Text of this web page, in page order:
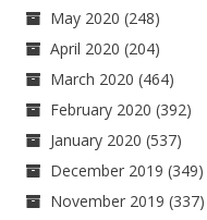
May 2020 (248)
April 2020 (204)
March 2020 (464)
February 2020 (392)
January 2020 (537)
December 2019 (349)
November 2019 (337)